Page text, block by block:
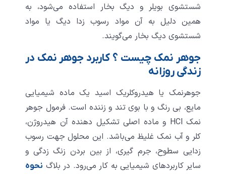
شستشوی بویلر و دیگ بخار استفاده می‌شود، به
همین دلیل به آن مواد رسوب زدا دیگ یا مواد
شستشوی دیگ بخار می‌گویند.
جوهر نمک چیست ؟ کاربرد جوهر نمک در
زندگی روزانه
جوهرنمک یا هیدروکلریک اسید یک ماده شیمیایی
مایع، بی رنگ و با بوی تند و زننده است. فرمول جوهر
نمک HCl و ماده اصلی تشکیل دهنده آن هیدروژن،
کلر و آب نمک غلیظ می‌باشد. این محلول جهت رسوب
زدایی سطوح، جرم گیری، از بین بردن زنگ زدگی و
سایر کاربردهای شیمیایی به کار می‌رود. در بلاگ نحوه